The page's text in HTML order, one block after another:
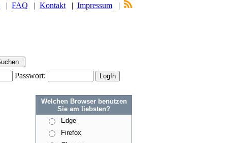
| FAQ | Kontakt | Impressum |
Passwort:
Welchen Browser benutzen
Sie am liebsten?
Edge
Firefox